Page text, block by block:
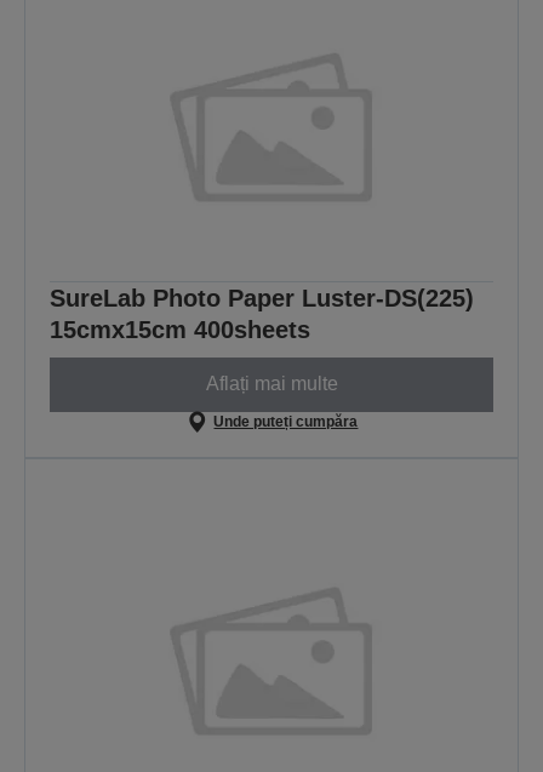
SureLab Photo Paper Luster-DS(225)
15cmx15cm 400sheets
Aflați mai multe
Unde puteți cumpăra